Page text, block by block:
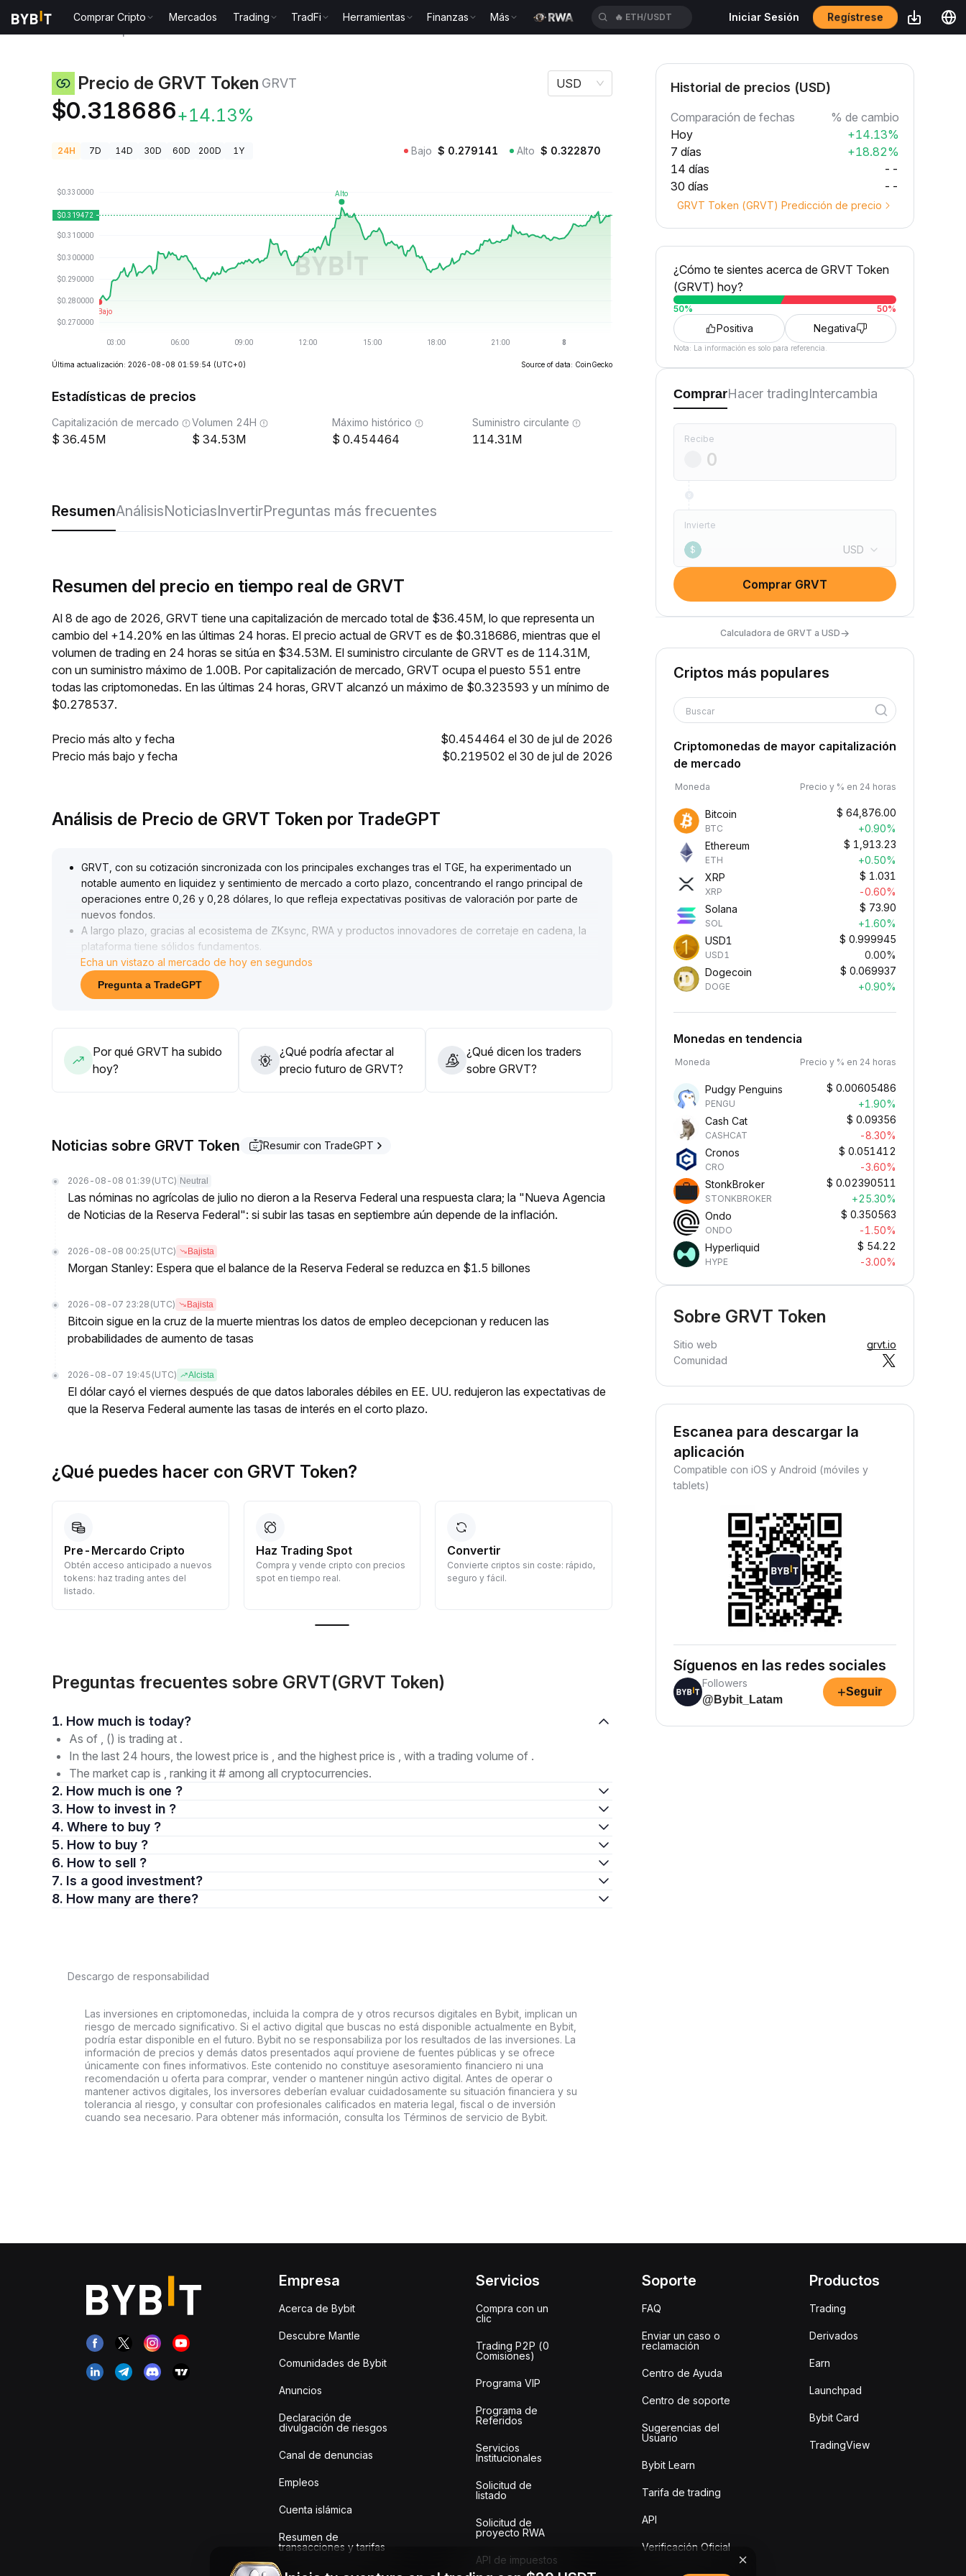
Comprar Cripto Mercados Trading TradFi Herramientas Finanzas Más 🔥 SPCXUSDT Iniciar Sesión Regístrese
Precio de GRVT Token GRVT
$0.318686+14.13%
USD
24H 7D 14D 30D 60D 200D 1Y Bajo $ 0.279141 Alto $ 0.322870
Última actualización: 2026-08-08 01:59:54 (UTC+0) Source of data: CoinGecko
Estadísticas de precios
Capitalización de mercado
36.45M
Volumen 24H
34.53M
Máximo histórico
0.454464
Suministro circulante
114.31M
ResumenAnálisisNoticiasInvertirPreguntas más frecuentes
Resumen del precio en tiempo real de GRVT
Al 8 de ago de 2026, GRVT tiene una capitalización de mercado total de $36.45M, lo que representa un
cambio del +14.20% en las últimas 24 horas. El precio actual de GRVT es de $0.318686, mientras que el
volumen de trading en 24 horas se sitúa en $34.53M. El suministro circulante de GRVT es de 114.31M,
con un suministro máximo de 1.00B. Por capitalización de mercado, GRVT ocupa el puesto 551 entre
todas las criptomonedas. En las últimas 24 horas, GRVT alcanzó un máximo de $0.323593 y un mínimo de
$0.278537.
Precio más alto y fecha
$0.454464 el 30 de jul de 2026
Precio más bajo y fecha
$0.219502 el 30 de jul de 2026
Análisis de Precio de GRVT Token por TradeGPT
GRVT, con su cotización sincronizada con los principales exchanges tras el TGE, ha experimentado un
notable aumento en liquidez y sentimiento de mercado a corto plazo, concentrando el rango principal de
operaciones entre 0,26 y 0,28 dólares, lo que refleja expectativas positivas de valoración por parte de
nuevos fondos.
A largo plazo, gracias al ecosistema de ZKsync, RWA y productos innovadores de corretaje en cadena, la
plataforma tiene sólidos fundamentos
En cuanto a estrategias operativas, se recomienda vigilar el soporte en el rango de 0,258-0,262 dólares y
la resistencia en 0,31 dólares, adoptando una acumulación flexible por lotes dentro de este rango,
utilizando herramientas de apalancamiento y aplicando un estricto control de riesgos ante la volatilidad
Echa un vistazo al mercado de hoy en segundos
Pregunta a TradeGPT
Por qué GRVT ha subido
hoy?
¿Qué podría afectar al
precio futuro de GRVT?
¿Qué dicen los traders
sobre GRVT?
Noticias sobre GRVT Token Resumir con TradeGPT
2026-08-08 01:39 (UTC) Neutral
Las nóminas no agrícolas de julio no dieron a la Reserva Federal una respuesta clara; la "Nueva Agencia
de Noticias de la Reserva Federal": si subir las tasas en septiembre aún depende de la inflación.
2026-08-08 00:25 (UTC) Bajista
Morgan Stanley: Espera que el balance de la Reserva Federal se reduzca en $1.5 billones
2026-08-07 23:28 (UTC) Bajista
Bitcoin sigue en la cruz de la muerte mientras los datos de empleo decepcionan y reducen las
probabilidades de aumento de tasas
2026-08-07 19:45 (UTC) Alcista
El dólar cayó el viernes después de que datos laborales débiles en EE. UU. redujeron las expectativas de
que la Reserva Federal aumente las tasas de interés en el corto plazo.
¿Qué puedes hacer con GRVT Token?
Pre-Mercardo Cripto
Obtén acceso anticipado a nuevos
tokens: haz trading antes del
listado.
Haz Trading Spot
Compra y vende cripto con precios
spot en tiempo real.
Convertir
Convierte criptos sin coste: rápido,
seguro y fácil.
Gana ingresos pasivos
Gana recompensas pasivas:
deposita tus fondos y observa
Preguntas frecuentes sobre GRVT(GRVT Token)
1. How much is today?
As of , () is trading at .
In the last 24 hours, the lowest price is , and the highest price is , with a trading volume of .
The market cap is , ranking it # among all cryptocurrencies.
2. How much is one ?
3. How to invest in ?
4. Where to buy ?
5. How to buy ?
6. How to sell ?
7. Is a good investment?
8. How many are there?
Descargo de responsabilidad
Las inversiones en criptomonedas, incluida la compra de y otros recursos digitales en Bybit, implican un
riesgo de mercado significativo. Si el activo digital que buscas no está disponible actualmente en Bybit,
podría estar disponible en el futuro. Bybit no se responsabiliza por los resultados de las inversiones. La
información de precios y demás datos presentados aquí proviene de fuentes públicas y se ofrece
únicamente con fines informativos. Este contenido no constituye asesoramiento financiero ni una
recomendación u oferta para comprar, vender o mantener ningún activo digital. Antes de operar o
mantener activos digitales, los inversores deberían evaluar cuidadosamente su situación financiera y su
tolerancia al riesgo, y consultar con profesionales calificados en materia legal, fiscal o de inversión
cuando sea necesario. Para obtener más información, consulta los Términos de servicio de Bybit.
Historial de precios (USD)
Comparación de fechas
% de cambio
Hoy
+14.13%
7 días
+18.82%
14 días
--
30 días
--
GRVT Token (GRVT) Predicción de precio
¿Cómo te sientes acerca de GRVT Token
(GRVT) hoy?
50% 50%
Positiva Negativa
Nota: La información es solo para referencia.
ComprarHacer tradingIntercambia
Recibe
Invierte
$ USD
Comprar GRVT
Calculadora de GRVT a USD→
Criptos más populares
Buscar
Criptomonedas de mayor capitalización
de mercado
Moneda Precio y % en 24 horas
Bitcoin
BTC
$ 64,876.00
+0.90%
Ethereum
ETH
$ 1,913.23
+0.50%
XRP
XRP
$ 1.031
-0.60%
Solana
SOL
$ 73.90
+1.60%
USD1
USD1
$ 0.999945
0.00%
Dogecoin
DOGE
$ 0.069937
+0.90%
Monedas en tendencia
Moneda Precio y % en 24 horas
Pudgy Penguins
PENGU
$ 0.00605486
+1.90%
Cash Cat
CASHCAT
$ 0.09356
-8.30%
Cronos
CRO
$ 0.051412
-3.60%
StonkBroker
STONKBROKER
$ 0.02390511
+25.30%
Ondo
ONDO
$ 0.350563
-1.50%
Hyperliquid
HYPE
$ 54.22
-3.00%
Sobre GRVT Token
Sitio web
grvt.io
Comunidad
Escanea para descargar la
aplicación
Compatible con iOS y Android (móviles y
tablets)
Síguenos en las redes sociales
Followers
@Bybit_Latam
+Seguir
Empresa
Acerca de Bybit
Descubre Mantle
Comunidades de Bybit
Anuncios
Declaración de
divulgación de riesgos
Canal de denuncias
Empleos
Cuenta islámica
Resumen de
transacciones y tarifas
Servicios
Compra con un
clic
Trading P2P (0
Comisiones)
Programa VIP
Programa de
Referidos
Servicios
Institucionales
Solicitud de
listado
Solicitud de
proyecto RWA
API de impuestos
Soporte
FAQ
Enviar un caso o
reclamación
Centro de Ayuda
Centro de soporte
Sugerencias del
Usuario
Bybit Learn
Tarifa de trading
API
Verificación Oficial
Productos
Trading
Derivados
Earn
Launchpad
Bybit Card
TradingView